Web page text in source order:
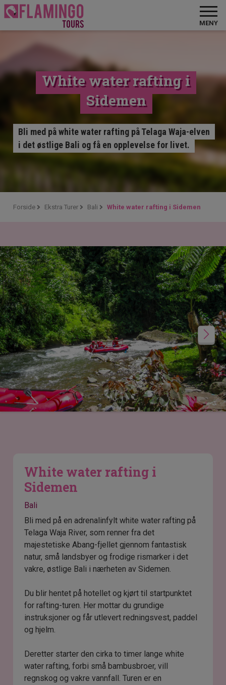
MENY
White water rafting i
Sidemen
Bli med på white water rafting på Telaga Waja-elven
i det østlige Bali og få en opplevelse for livet.
Forside Ekstra Turer Bali White water rafting i Sidemen
White water rafting i
Sidemen
Bali
Bli med på en adrenalinfylt white water rafting på
Telaga Waja River, som renner fra det
majestetiske Abang-fjellet gjennom fantastisk
natur, små landsbyer og frodige rismarker i det
vakre, østlige Bali i nærheten av Sidemen.
Du blir hentet på hotellet og kjørt til startpunktet
for rafting-turen. Her mottar du grundige
instruksjoner og får utlevert redningsvest, paddel
og hjelm.
Deretter starter den cirka to timer lange white
water rafting, forbi små bambusbroer, vill
regnskog og vakre vannfall. Turen er en